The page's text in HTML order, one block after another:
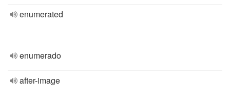
enumerated
enumerado
after-image